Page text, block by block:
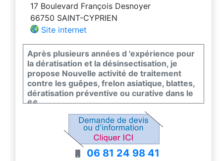
17 Boulevard François Desnoyer
66750 SAINT-CYPRIEN
Site internet
Après plusieurs années d 'expérience pour
la dératisation et la désinsectisation, je
propose Nouvelle activité de traitement
contre les guêpes, frelon asiatique, blattes,
dératisation préventive ou curative dans le
66.
06 81 24 98 41